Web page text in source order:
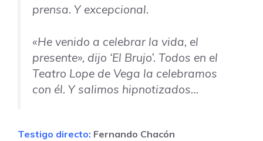
prensa. Y excepcional.
«He venido a celebrar la vida, el
presente», dijo ‘El Brujo’. Todos en el
Teatro Lope de Vega la celebramos
con él. Y salimos hipnotizados…
Testigo directo: Fernando Chacón